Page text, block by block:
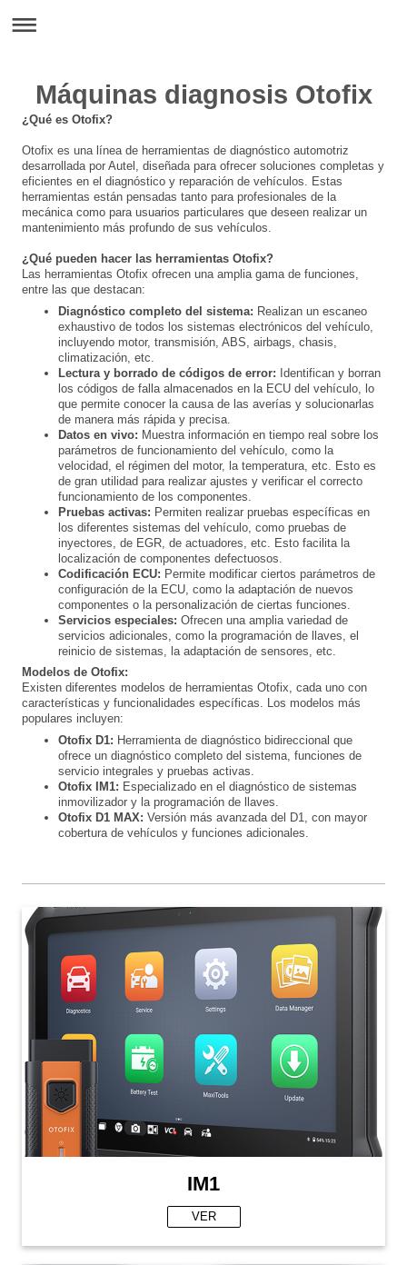
Máquinas diagnosis Otofix
¿Qué es Otofix?
Otofix es una línea de herramientas de diagnóstico automotriz
desarrollada por Autel, diseñada para ofrecer soluciones completas y
eficientes en el diagnóstico y reparación de vehículos. Estas
herramientas están pensadas tanto para profesionales de la
mecánica como para usuarios particulares que deseen realizar un
mantenimiento más profundo de sus vehículos.
¿Qué pueden hacer las herramientas Otofix?
Las herramientas Otofix ofrecen una amplia gama de funciones,
entre las que destacan:
Diagnóstico completo del sistema: Realizan un escaneo
exhaustivo de todos los sistemas electrónicos del vehículo,
incluyendo motor, transmisión, ABS, airbags, chasis,
climatización, etc.
Lectura y borrado de códigos de error: Identifican y borran
los códigos de falla almacenados en la ECU del vehículo, lo
que permite conocer la causa de las averías y solucionarlas
de manera más rápida y precisa.
Datos en vivo: Muestra información en tiempo real sobre los
parámetros de funcionamiento del vehículo, como la
velocidad, el régimen del motor, la temperatura, etc. Esto es
de gran utilidad para realizar ajustes y verificar el correcto
funcionamiento de los componentes.
Pruebas activas: Permiten realizar pruebas específicas en
los diferentes sistemas del vehículo, como pruebas de
inyectores, de EGR, de actuadores, etc. Esto facilita la
localización de componentes defectuosos.
Codificación ECU: Permite modificar ciertos parámetros de
configuración de la ECU, como la adaptación de nuevos
componentes o la personalización de ciertas funciones.
Servicios especiales: Ofrecen una amplia variedad de
servicios adicionales, como la programación de llaves, el
reinicio de sistemas, la adaptación de sensores, etc.
Modelos de Otofix:
Existen diferentes modelos de herramientas Otofix, cada uno con
características y funcionalidades específicas. Los modelos más
populares incluyen:
Otofix D1: Herramienta de diagnóstico bidireccional que
ofrece un diagnóstico completo del sistema, funciones de
servicio integrales y pruebas activas.
Otofix IM1: Especializado en el diagnóstico de sistemas
inmovilizador y la programación de llaves.
Otofix D1 MAX: Versión más avanzada del D1, con mayor
cobertura de vehículos y funciones adicionales.
IM1
VER